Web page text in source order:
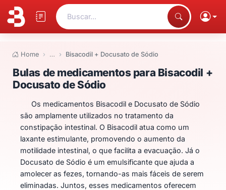
Buscar...
Home … Bisacodil + Docusato de Sódio
Bulas de medicamentos para
Bulas de medicamentos para Bisacodil +
Docusato de Sódio
Os medicamentos Bisacodil e Docusato de Sódio
são amplamente utilizados no tratamento da
constipação intestinal. O Bisacodil atua como um
laxante estimulante, promovendo o aumento da
motilidade intestinal, o que facilita a evacuação. Já o
Docusato de Sódio é um emulsificante que ajuda a
amolecer as fezes, tornando-as mais fáceis de serem
eliminadas. Juntos, esses medicamentos oferecem